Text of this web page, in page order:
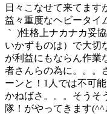
日々こなせて来てます
益々重度なヘビータイ
｀ )性格上ナカナカ妥
いかずものは）で大切
が利益にもならん作業
者さんらの為に。。。
ーンと！1人では不可
かねばさ。。。そうそ
隊！がやってきます